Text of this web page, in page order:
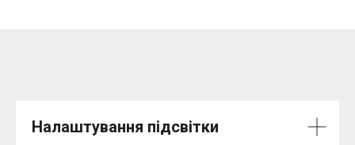
Налаштування підсвітки